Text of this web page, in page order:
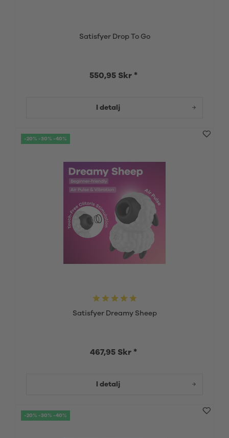
Satisfyer Drop To Go
550,95 Skr *
I detalj
-20% -30% -40%
Satisfyer Dreamy Sheep
467,95 Skr *
I detalj
-20% -30% -40%